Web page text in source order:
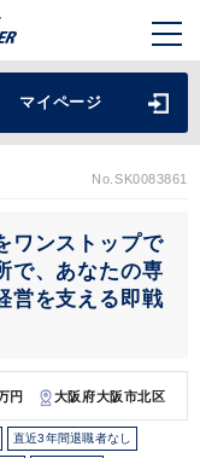
マイページ
No.SK0083861
ワンストップで
で、あなたの専
営を支える即戦
円 大阪府大阪市北区
直近3年間退職者なし